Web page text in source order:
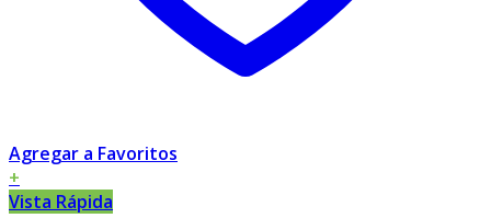
Agregar a Favoritos
+
Vista Rápida